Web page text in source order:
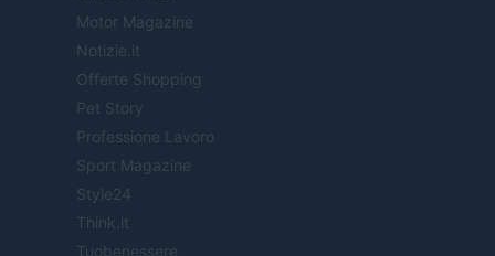
Motor Magazine
Notizie.it
Offerte Shopping
Pet Story
Professione Lavoro
Sport Magazine
Style24
Think.it
Tuobenessere